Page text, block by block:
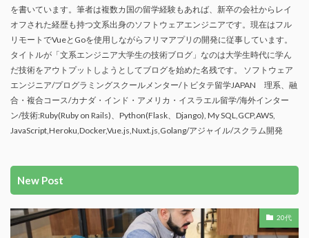
を書いています。筆者は複数カ国の留学経験もあれば、新卒の会社からレイ
オフされた経歴も持つ文系出身のソフトウェアエンジニアです。現在はフル
リモートでVueとGoを使用しながらフリマアプリの開発に従事しています。
タイトルが「文系エンジニア大学生の技術ブログ」なのは大学生時代に学ん
だ技術をアウトプットしようとしてブログを始めた名残です。 ソフトウェア
エンジニア/プログラミングスクールメンター/トビタテ留学JAPAN 理系、融
合・複合コース/カナダ・インド・アメリカ・イスラエル留学/海外インター
ン/技術:Ruby(Ruby on Rails)、Python(Flask、Django), My SQL,GCP,AWS,
JavaScript,Heroku,Docker,Vue.js,Nuxt.js,Golang/アジャイル/スクラム開発
New Post
20代